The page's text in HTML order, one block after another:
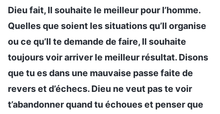
Dieu fait, Il souhaite le meilleur pour l’homme.
Quelles que soient les situations qu’Il organise
ou ce qu’Il te demande de faire, Il souhaite
toujours voir arriver le meilleur résultat. Disons
que tu es dans une mauvaise passe faite de
revers et d’échecs. Dieu ne veut pas te voir
t’abandonner quand tu échoues et penser que